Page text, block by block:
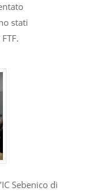
stati
Sebenico di